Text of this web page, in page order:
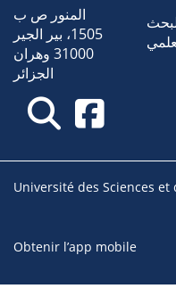
المنور ص ب
1505، بير الجير
31000 وهران
الجزائر
Université des Sciences
Obtenir l’app mobile